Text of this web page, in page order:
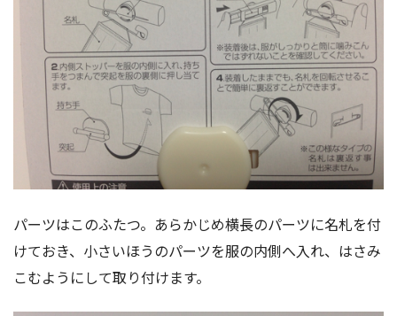
パーツはこのふたつ。あらかじめ横長のパーツに名札を付
けておき、小さいほうのパーツを服の内側へ入れ、はさみ
こむようにして取り付けます。